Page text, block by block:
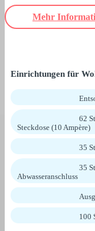
Mehr
Einrichtungen für
62
Steckdose (10 Ampère)
35
35
Abwasseranschluss
100